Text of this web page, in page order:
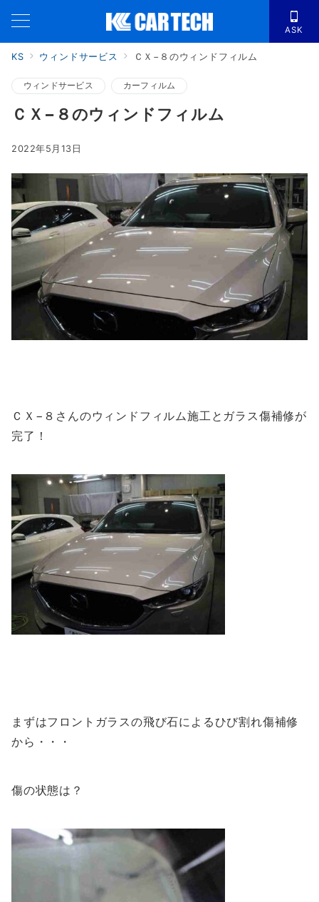
ASK
KS ウィンドサービス ＣＸ−８のウィンドフィルム
ウィンドサービス カーフィルム
ＣＸ−８のウィンドフィルム
2022年5月13日
ＣＸ−８さんのウィンドフィルム施工とガラス傷補修が
完了！
まずはフロントガラスの飛び石によるひび割れ傷補修
から・・・
傷の状態は？